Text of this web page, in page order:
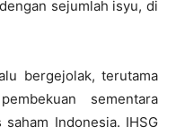
sejumlah isyu, di
bergejolak, terutama
sementara
Indonesia. IHSG